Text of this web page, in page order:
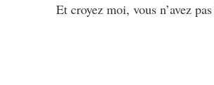
Et croyez moi, vous n’avez